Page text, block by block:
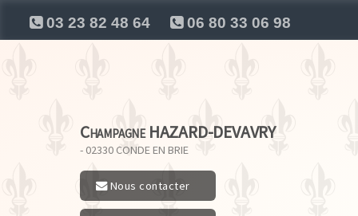
03 23 82 48 64 06 80 33 06 98
Champagne HAZARD-DEVAVRY
- 02330 CONDE EN BRIE
Nous contacter